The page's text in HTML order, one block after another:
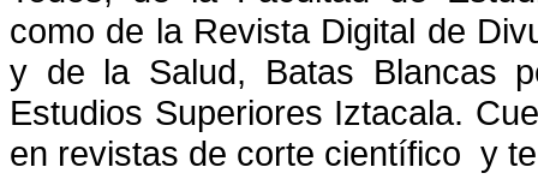
como de la Revista Digital de
y de la Salud, Batas Blancas
Estudios Superiores Iztacala.
en revistas de corte científico y